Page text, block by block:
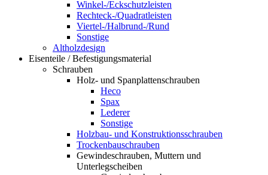
Winkel-/Eckschutzleisten
Rechteck-/Quadratleisten
Viertel-/Halbrund-/Rund
Sonstige
Altholzdesign
Eisenteile / Befestigungsmaterial
Schrauben
Holz- und Spanplattenschrauben
Heco
Spax
Lederer
Sonstige
Holzbau- und Konstruktionsschrauben
Trockenbauschrauben
Gewindeschrauben, Muttern und
Unterlegscheiben